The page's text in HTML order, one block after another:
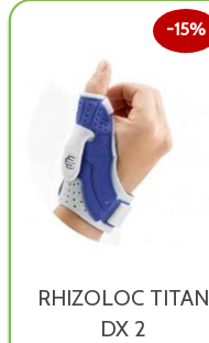
RHIZOLOC TITAN
DX 2
15%